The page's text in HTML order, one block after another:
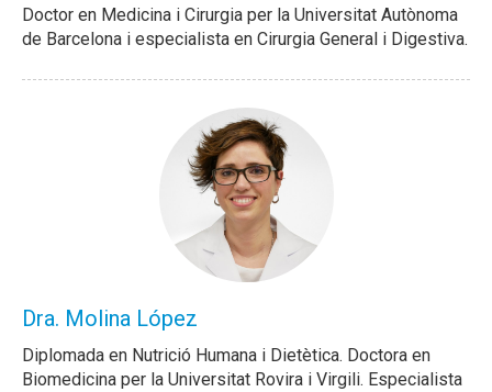
Doctor en Medicina i Cirurgia per la Universitat Autònoma
de Barcelona i especialista en Cirurgia General i Digestiva.
Dra. Molina López
Diplomada en Nutrició Humana i Dietètica. Doctora en
Biomedicina per la Universitat Rovira i Virgili. Especialista